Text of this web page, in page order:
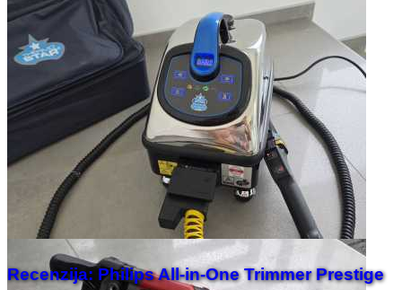
Recenzija: Philips All-in-One Trimmer Prestige